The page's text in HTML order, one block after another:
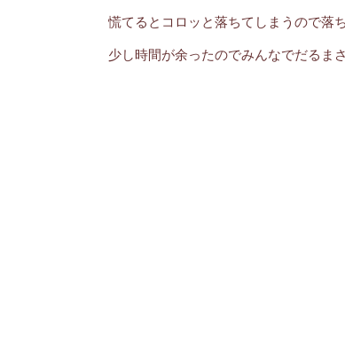
慌てるとコロッと落ちてしまうので落
少し時間が余ったのでみんなでだるま